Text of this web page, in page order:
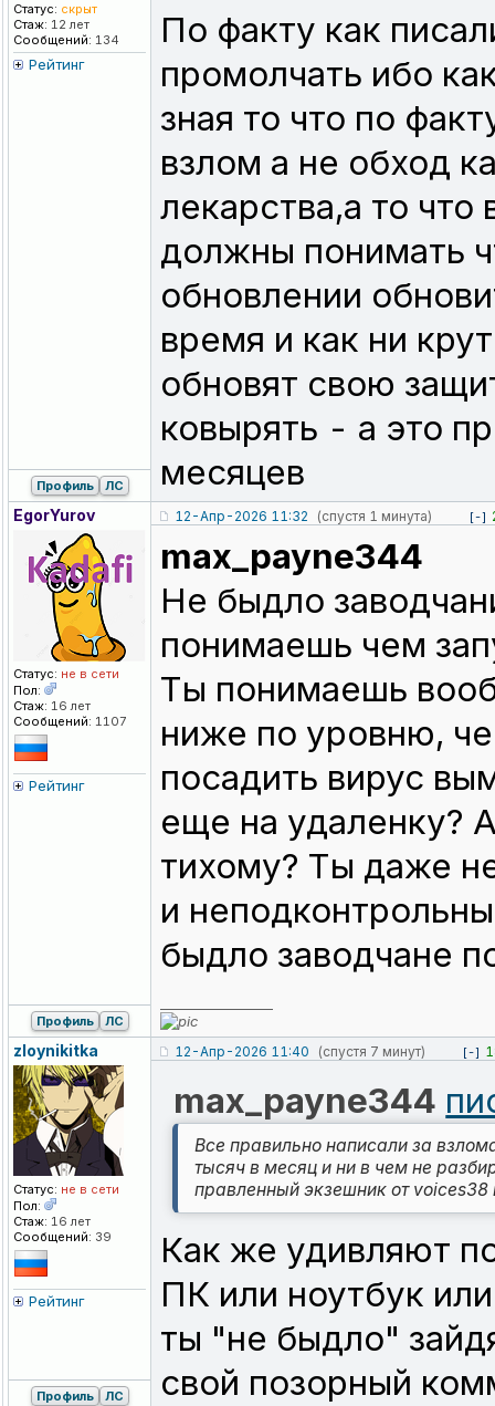
Статус: скрыт
Стаж: 12 лет
Сообщений: 134
Рейтинг
По факту как
промолчать ибо
зная то что по
взлом а не обход
лекарства,а то
должны понимать
обновлении
время и как ни
обновят свою
ковырять - а это
месяцев
Профиль ЛС
EgorYurov
Статус: не в сети
Пол:
Стаж: 16 лет
Сообщений: 1107
Рейтинг
12-Апр-2026 11:32 (спустя 1 минута) [-]
max_payne344
Не быдло
понимаешь чем
Ты понимаешь
ниже по уровню,
посадить вирус
еще на удаленку?
тихому? Ты даже
и
быдло заводчане
Профиль ЛС
zloynikitka
Статус: не в сети
Пол:
Стаж: 16 лет
Сообщений: 39
Рейтинг
12-Апр-2026 11:40 (спустя 7 минут) [-]
max_payne344
Все правильно написали за
тысяч в месяц и ни в чем не
правленный экзешник от voices38
Как же удивляют
ПК или ноутбук
ты "не быдло"
свой позорный
Профиль ЛС